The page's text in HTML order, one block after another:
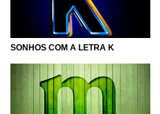
SONHOS COM A LETRA K